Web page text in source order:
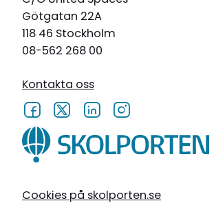
Cookies på skolporten.se
Götgatan 22A
118 46 Stockholm
08-562 268 00
Kontakta oss